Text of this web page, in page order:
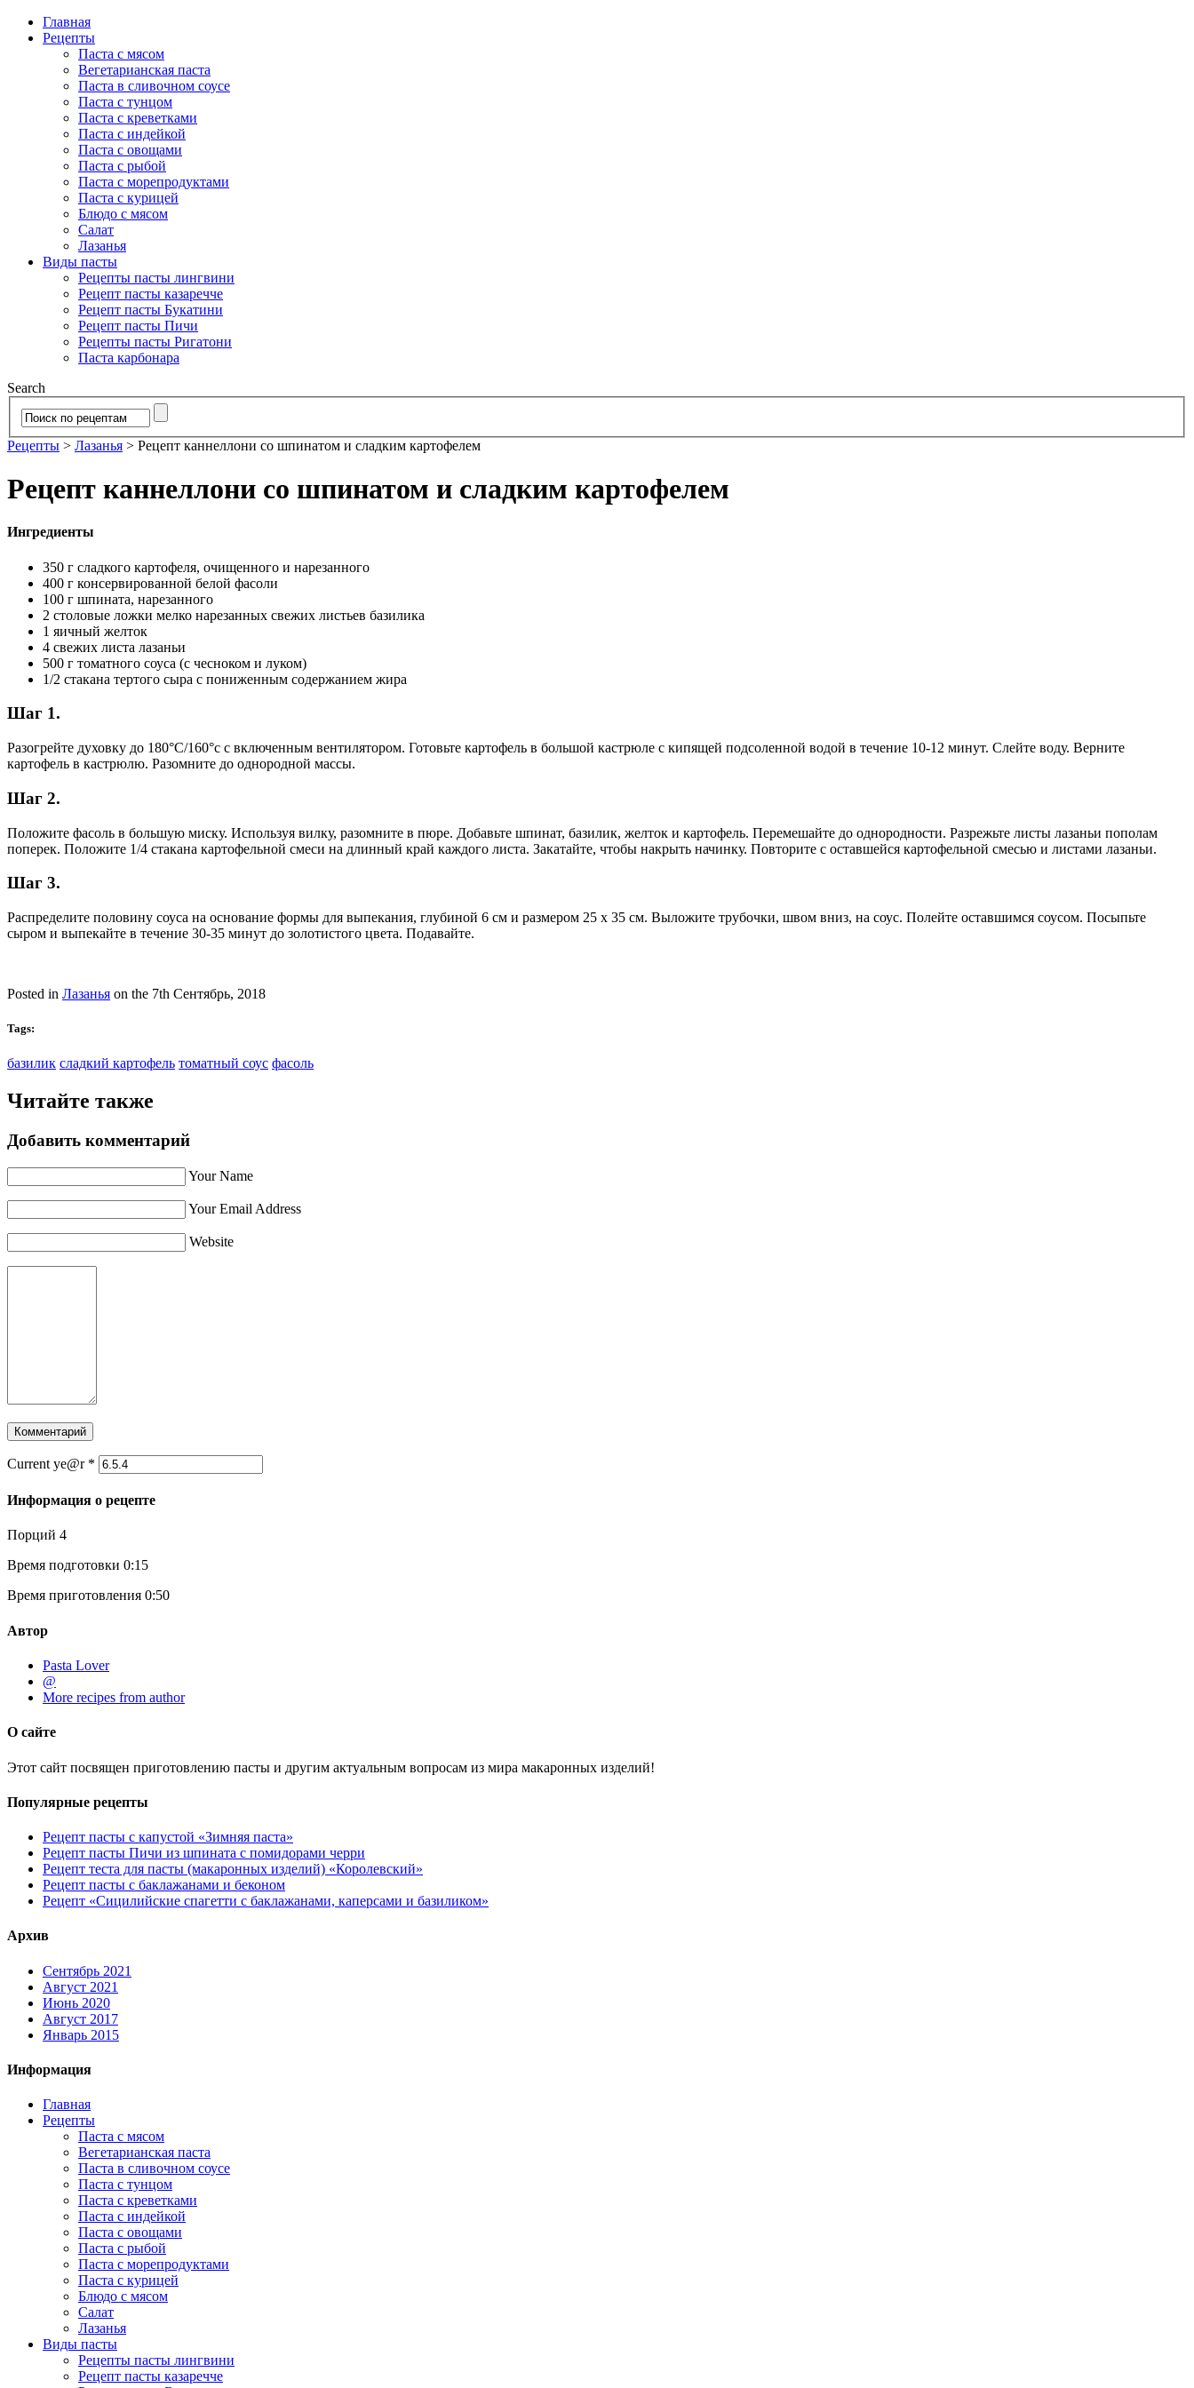
Главная
Рецепты
Паста с мясом
Вегетарианская паста
Паста в сливочном соусе
Паста с тунцом
Паста с креветками
Паста с индейкой
Паста с овощами
Паста с рыбой
Паста с морепродуктами
Паста с курицей
Блюдо с мясом
Салат
Лазанья
Виды пасты
Рецепты пасты лингвини
Рецепт пасты казаречче
Рецепт пасты Букатини
Рецепт пасты Пичи
Рецепты пасты Ригатони
Паста карбонара
Search
Рецепты > Лазанья > Рецепт каннеллони со шпинатом и сладким картофелем
Рецепт каннеллони со шпинатом и сладким картофелем
Ингредиенты
350 г сладкого картофеля, очищенного и нарезанного
400 г консервированной белой фасоли
100 г шпината, нарезанного
2 столовые ложки мелко нарезанных свежих листьев базилика
1 яичный желток
4 свежих листа лазаньи
500 г томатного соуса (с чесноком и луком)
1/2 стакана тертого сыра с пониженным содержанием жира
Шаг 1.
Разогрейте духовку до 180°C/160°с с включенным вентилятором. Готовьте картофель в большой кастрюле с кипящей подсоленной водой в течение 10-12 минут. Слейте воду. Верните
картофель в кастрюлю. Разомните до однородной массы.
Шаг 2.
Положите фасоль в большую миску. Используя вилку, разомните в пюре. Добавьте шпинат, базилик, желток и картофель. Перемешайте до однородности. Разрежьте листы лазаньи пополам
поперек. Положите 1/4 стакана картофельной смеси на длинный край каждого листа. Закатайте, чтобы накрыть начинку. Повторите с оставшейся картофельной смесью и листами лазаньи.
Шаг 3.
Распределите половину соуса на основание формы для выпекания, глубиной 6 см и размером 25 х 35 см. Выложите трубочки, швом вниз, на соус. Полейте оставшимся соусом. Посыпьте
сыром и выпекайте в течение 30-35 минут до золотистого цвета. Подавайте.
Posted in Лазанья on the 7th Сентябрь, 2018
Tags:
базилик сладкий картофель томатный соус фасоль
Читайте также
Добавить комментарий
Your Name
Your Email Address
Website
Current ye@r *
Информация о рецепте
Порций 4
Время подготовки 0:15
Время приготовления 0:50
Автор
Pasta Lover
@
More recipes from author
О сайте
Этот сайт посвящен приготовлению пасты и другим актуальным вопросам из мира макаронных изделий!
Популярные рецепты
Рецепт пасты с капустой «Зимняя паста»
Рецепт пасты Пичи из шпината с помидорами черри
Рецепт теста для пасты (макаронных изделий) «Королевский»
Рецепт пасты с баклажанами и беконом
Рецепт «Сицилийские спагетти с баклажанами, каперсами и базиликом»
Архив
Сентябрь 2021
Август 2021
Июнь 2020
Август 2017
Январь 2015
Информация
Главная
Рецепты
Паста с мясом
Вегетарианская паста
Паста в сливочном соусе
Паста с тунцом
Паста с креветками
Паста с индейкой
Паста с овощами
Паста с рыбой
Паста с морепродуктами
Паста с курицей
Блюдо с мясом
Салат
Лазанья
Виды пасты
Рецепты пасты лингвини
Рецепт пасты казаречче